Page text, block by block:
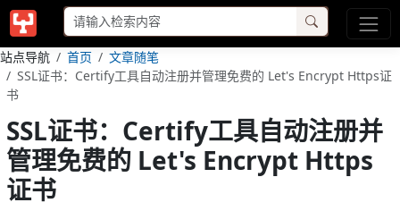
站点导航 首页
文章随笔
SSL证书：Certify工具自动注册并管理免费的 Let's Encrypt Https证
书
SSL证书：Certify工具自动注册并
管理免费的 Let's Encrypt Https
证书